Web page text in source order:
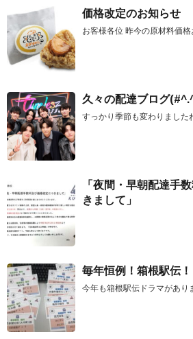
価格改定のお知らせ
お客様各位 昨今の原材料価
久々の配達ブログ
すっかり季節も変わりました
「夜間・早朝配達手
きまして」
毎年恒例！箱根駅伝！
今年も箱根駅伝ドラマがあり